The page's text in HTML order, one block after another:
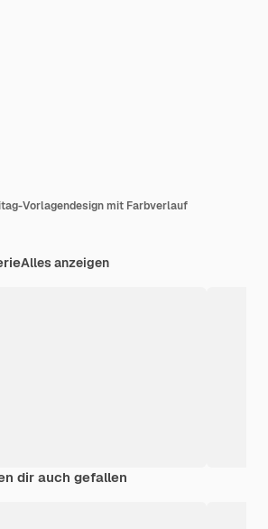
Vorlagendesign mit Farbverlauf
Alles anzeigen
dir auch gefallen